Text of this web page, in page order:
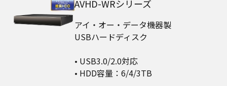
AVHD-WRシリーズ
アイ・オー・データ機器製
USBハードディスク
• USB3.0/2.0対応
• HDD容量：6/4/3TB